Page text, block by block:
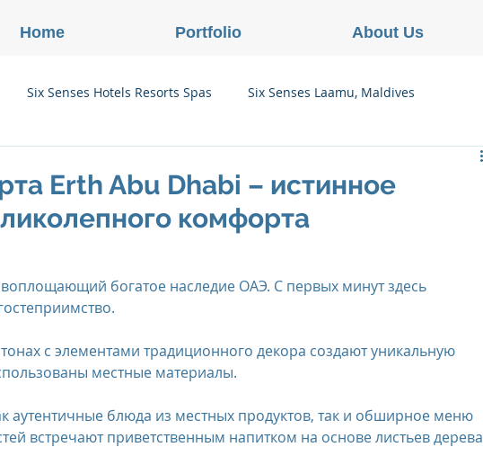
Six Senses Hotels Resorts Spas Six Senses Laamu, Maldives
Six Senses Courchevel, France
Zil Pasyon, Seychelles
Onlink Insights Oberoi Hotels & Resorts
The Oberoi Bali, Indonesia
Erth Abu Dhabi – истинное
комфорта
воплощающий богатое наследие ОАЭ. С первых минут здесь
с элементами традиционного декора создают уникальную
местные материалы.
аутентичные блюда из местных продуктов, так и обширное меню
встречают приветственным напитком на основе листьев дерева
Home Portfolio About Us